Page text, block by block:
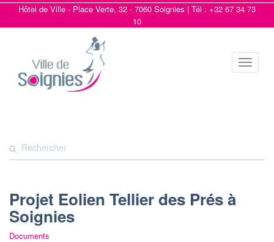
Hôtel de Ville - Place Verte, 32 - 7060 Soignies | Tél : +32 67 34 73
10
Toggle
Projet Eolien Tellier des Prés à
Soignies
Documents